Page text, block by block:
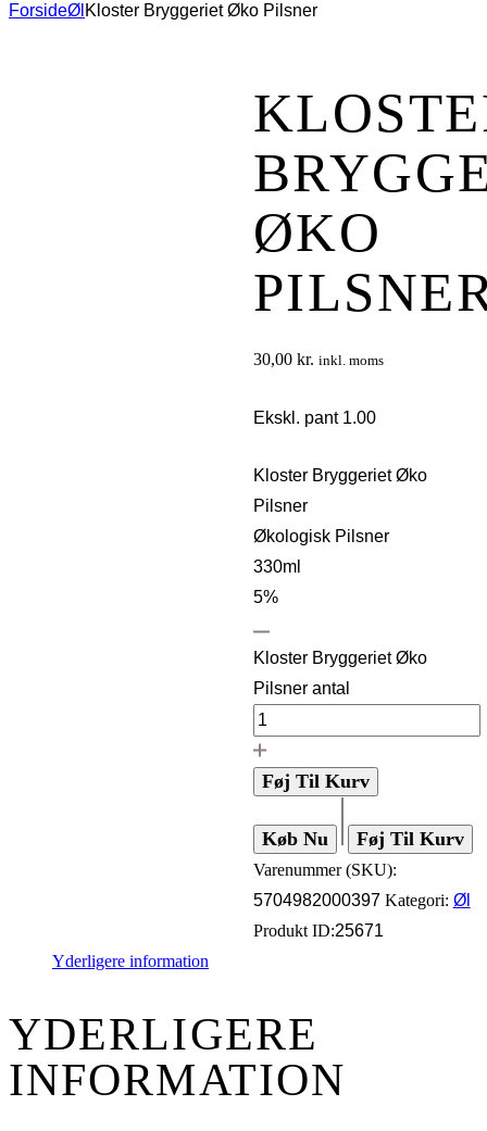
ForsideØl Kloster Bryggeriet Øko Pilsner
ØKO
30,00 kr. inkl. moms
Ekskl. pant 1.00
Kloster Bryggeriet Øko
Pilsner
Økologisk Pilsner
330ml
5%
Kloster Bryggeriet Øko
Pilsner antal
Føj Til Kurv
Køb Nu Føj Til Kurv
Varenummer (SKU):
5704982000397 Kategori: Øl
Produkt ID:25671
Yderligere information
YDERLIGERE
INFORMATION